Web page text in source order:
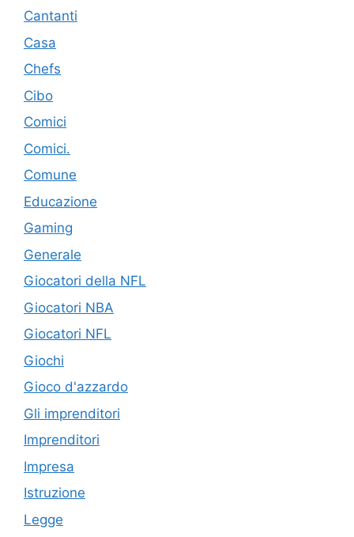
Cantanti
Casa
Chefs
Cibo
Comici
Comici.
Comune
Educazione
Gaming
Generale
Giocatori della NFL
Giocatori NBA
Giocatori NFL
Giochi
Gioco d'azzardo
Gli imprenditori
Imprenditori
Impresa
Istruzione
Legge